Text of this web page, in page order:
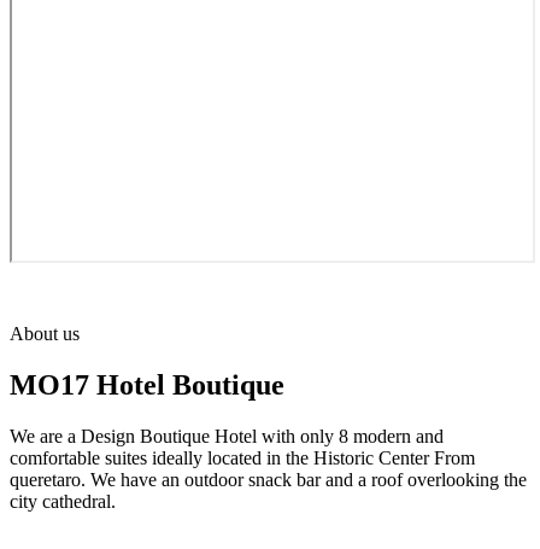
About us
MO17 Hotel Boutique
We are a Design Boutique Hotel with only 8 modern and
comfortable suites ideally located in the Historic Center From
queretaro. We have an outdoor snack bar and a roof overlooking the
city cathedral.